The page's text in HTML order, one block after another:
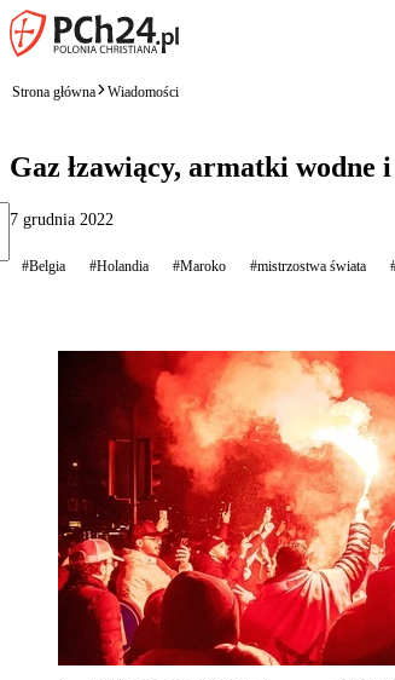
Strona główna Wiadomości
Gaz łzawiący, armatki
7 grudnia 2022
#Belgia #Holandia #Maroko #mistrzostwa świata